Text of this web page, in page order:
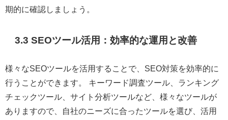
期的に確認しましょう。
3.3 SEOツール活用：効率的な運用と改善
様々なSEOツールを活用することで、SEO対策を効率的に
行うことができます。 キーワード調査ツール、ランキング
チェックツール、サイト分析ツールなど、様々なツールが
ありますので、自社のニーズに合ったツールを選び、活用